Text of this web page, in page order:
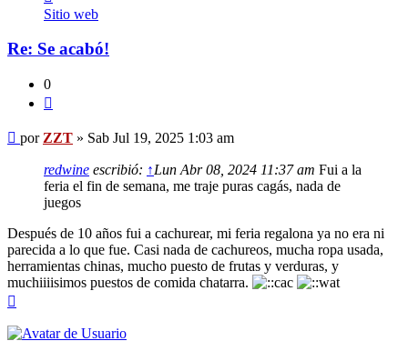
ZZT
Sitio web
Re: Se acabó!
0
Mensaje
por ZZT » Sab Jul 19, 2025 1:03 am
redwine escribió: ↑Lun Abr 08, 2024 11:37 am Fui a la
feria el fin de semana, me traje puras cagás, nada de
juegos
Después de 10 años fui a cachurear, mi feria regalona ya no era ni
parecida a lo que fue. Casi nada de cachureos, mucha ropa usada,
herramientas chinas, mucho puesto de frutas y verduras, y
muchiiiisimos puestos de comida chatarra.